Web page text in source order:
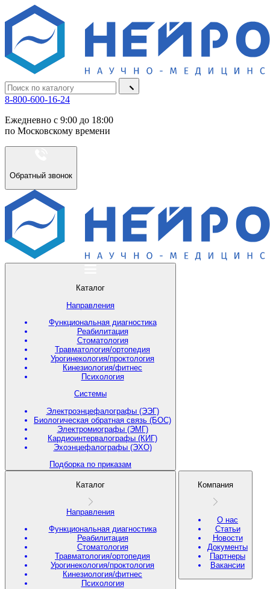
8-800-600-16-24
Ежедневно с 9:00 до 18:00
по Московскому времени
Обратный звонок
Каталог
Направления
Функциональная диагностика
Реабилитация
Стоматология
Травматология/ортопедия
Урогинекология/проктология
Кинезиология/фитнес
Психология
Системы
Электроэнцефалографы (ЭЭГ)
Биологическая обратная связь (БОС)
Электромиографы (ЭМГ)
Кардиоинтервалографы (КИГ)
Эхоэнцефалографы (ЭХО)
Подборка по приказам
Каталог
Направления
Функциональная диагностика
Реабилитация
Стоматология
Травматология/ортопедия
Урогинекология/проктология
Кинезиология/фитнес
Психология
Компания
О нас
Статьи
Новости
Документы
Партнеры
Вакансии